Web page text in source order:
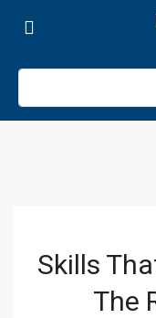
Skills
The